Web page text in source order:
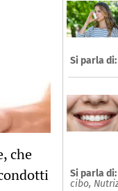
che
Si parla di:
Si parla di:
cibo,